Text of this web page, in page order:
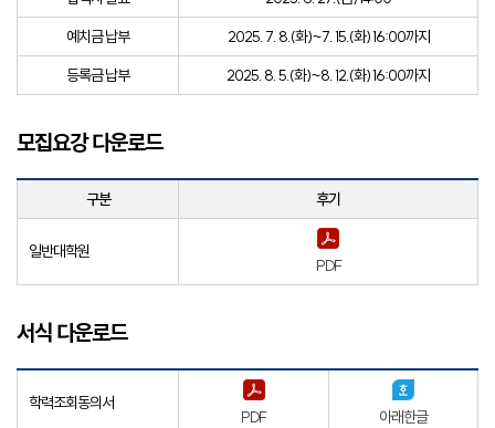
예치금 납부
2025. 7. 8.(화)~7. 15.(화) 16:00까지
등록금 납부
2025. 8. 5.(화)~8. 12.(화) 16:00까지
모집요강 다운로드
구분 후기
일반대학원
PDF
서식 다운로드
학력조회동의서
PDF 아래한글